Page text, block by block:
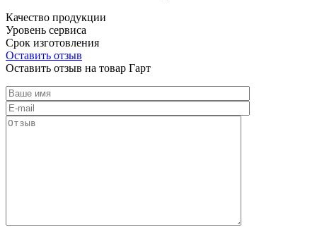
Качество продукции
Уровень сервиса
Срок изготовления
Оставить отзыв
Оставить отзыв на товар Гарт